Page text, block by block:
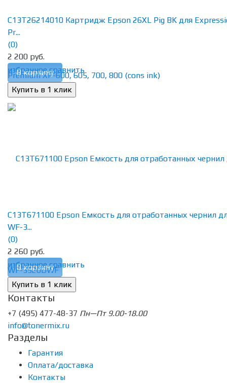
избранное сравнить
C13T26214010 Картридж Epson 26XL Pig BK для
Pr...
(0)
2 200 руб.
В корзину
избранное сравнить
C13T671100 Epson Емкость для отработанных чернил
WF-3...
(0)
2 260 руб.
В корзину
Контакты
+7 (495) 477-48-37 Пн—Пт 9.00-18.00
info@tonermix.ru
Разделы
Гарантия
Оплата/доставка
Контакты